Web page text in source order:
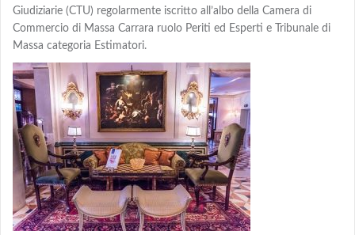
Giudiziarie (CTU) regolarmente iscritto all’albo della Camera di
Commercio di Massa Carrara ruolo Periti ed Esperti e Tribunale di
Massa categoria Estimatori.